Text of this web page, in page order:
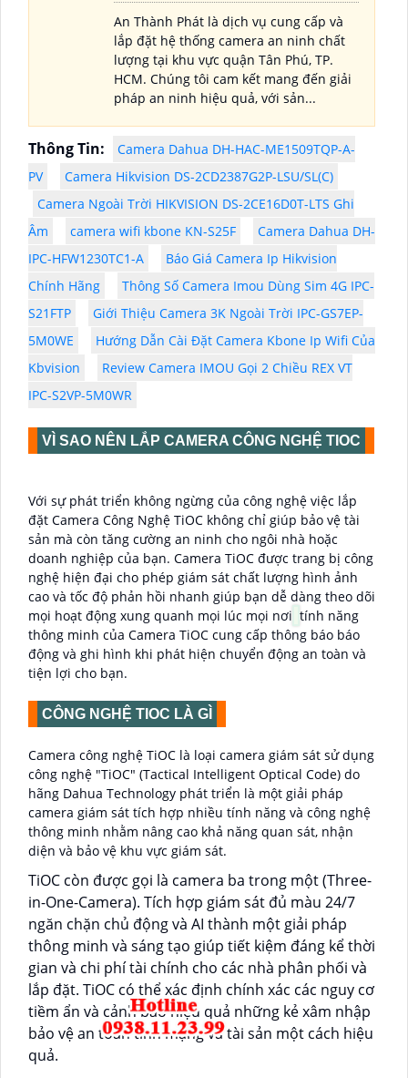
An Thành Phát là dịch vụ cung cấp và
lắp đặt hệ thống camera an ninh chất
lượng tại khu vực quận Tân Phú, TP.
HCM. Chúng tôi cam kết mang đến giải
pháp an ninh hiệu quả, với sản...
Thông Tin:
Camera Dahua DH-HAC-ME1509TQP-A-
PV
Camera Hikvision DS-2CD2387G2P-LSU/SL(C)
Camera Ngoài Trời HIKVISION DS-2CE16D0T-LTS Ghi
Âm
camera wifi kbone KN-S25F
Camera Dahua DH-
IPC-HFW1230TC1-A
Báo Giá Camera Ip Hikvision
Chính Hãng
Thông Số Camera Imou Dùng Sim 4G IPC-
S21FTP
Giới Thiệu Camera 3K Ngoài Trời IPC-GS7EP-
5M0WE
Hướng Dẫn Cài Đặt Camera Kbone Ip Wifi Của
Kbvision
Review Camera IMOU Gọi 2 Chiều REX VT
IPC-S2VP-5M0WR
VÌ SAO NÊN LẮP CAMERA CÔNG NGHỆ TIOC
Với sự phát triển không ngừng của công nghệ việc lắp
đặt Camera Công Nghệ TiOC không chỉ giúp bảo vệ tài
sản mà còn tăng cường an ninh cho ngôi nhà hoặc
doanh nghiệp của bạn. Camera TiOC được trang bị công
nghệ hiện đại cho phép giám sát chất lượng hình ảnh
cao và tốc độ phản hồi nhanh giúp bạn dễ dàng theo dõi
mọi hoạt động xung quanh mọi lúc mọi nơi tính năng
thông minh của Camera TiOC cung cấp thông báo báo
động và ghi hình khi phát hiện chuyển động an toàn và
tiện lợi cho bạn.
CÔNG NGHỆ TIOC LÀ GÌ
Camera công nghệ TiOC là loại camera giám sát sử dụng
công nghệ "TiOC" (Tactical Intelligent Optical Code) do
hãng Dahua Technology phát triển là một giải pháp
camera giám sát tích hợp nhiều tính năng và công nghệ
thông minh nhằm nâng cao khả năng quan sát, nhận
diện và bảo vệ khu vực giám sát.
TiOC còn được gọi là camera ba trong một (Three-
in-One-Camera). Tích hợp giám sát đủ màu 24/7
ngăn chặn chủ động và AI thành một giải pháp
thông minh và sáng tạo giúp tiết kiệm đáng kể thời
gian và chi phí tài chính cho các nhà phân phối và
lắp đặt. TiOC có thể xác định chính xác các nguy cơ
tiềm ẩn và cảnh báo hiệu quả những kẻ xâm nhập
bảo vệ an toàn tính mạng và tài sản một cách hiệu
quả.